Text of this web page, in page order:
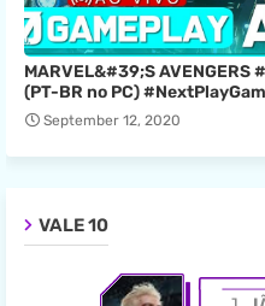
MARVEL&#39;S
(PT-BR no PC)
September 12, 2020
VALE 10